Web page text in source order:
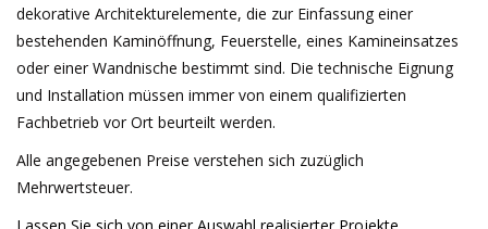
dekorative Architekturelemente, die zur Einfassung einer
bestehenden Kaminöffnung, Feuerstelle, eines Kamineinsatzes
oder einer Wandnische bestimmt sind. Die technische Eignung
und Installation müssen immer von einem qualifizierten
Fachbetrieb vor Ort beurteilt werden.
Alle angegebenen Preise verstehen sich zuzüglich
Mehrwertsteuer.
Lassen Sie sich von einer Auswahl realisierter Projekte